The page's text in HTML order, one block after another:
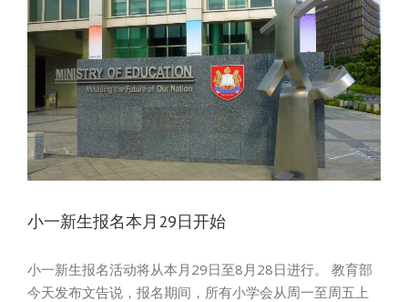
小一新生报名本月29日开始
小一新生报名活动将从本月29日至8月28日进行。 教育部
今天发布文告说，报名期间，所有小学会从周一至周五上